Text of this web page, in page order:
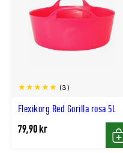
Flexikorg Red Gorilla rosa 5L
(3)
79,90 kr